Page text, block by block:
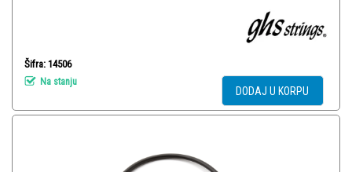
Šifra: 14506
Na stanju
DODAJ U KORPU